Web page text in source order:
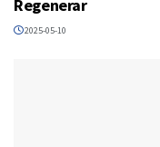
Regenerar
2025-05-10